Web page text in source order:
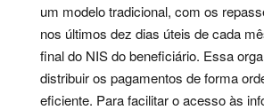
um modelo tradicional, com os
nos últimos dez dias úteis de cada
final do NIS do beneficiário. Essa
distribuir os pagamentos de forma
eficiente. Para facilitar o acesso às